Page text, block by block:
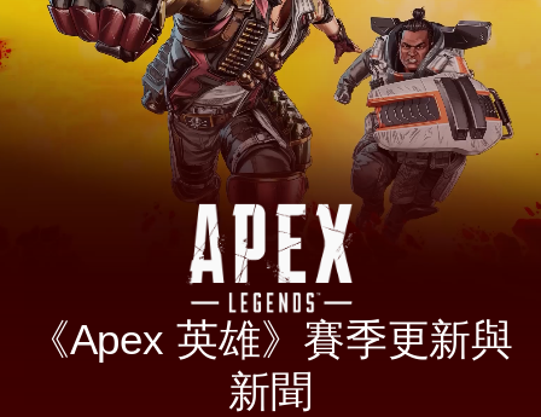
《Apex 英雄》賽季更新與
新聞